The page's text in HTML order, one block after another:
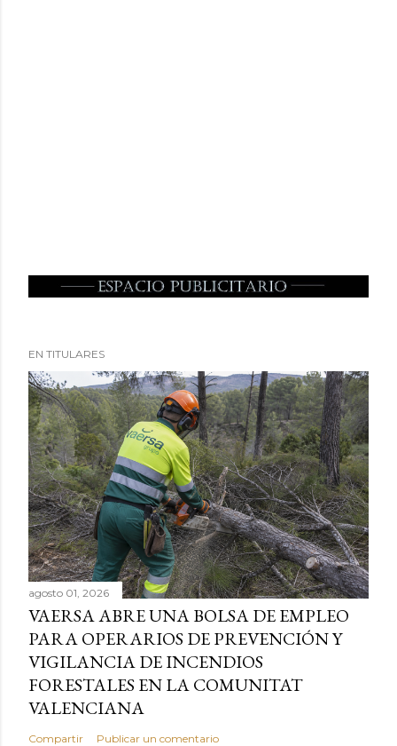
EN TITULARES
agosto 01, 2026
VAERSA ABRE UNA BOLSA DE EMPLEO
PARA OPERARIOS DE PREVENCIÓN Y
VIGILANCIA DE INCENDIOS
FORESTALES EN LA COMUNITAT
VALENCIANA
Compartir Publicar un comentario